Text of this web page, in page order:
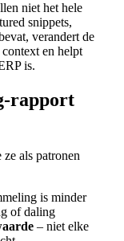
niet het hele
snippets,
verandert de
en helpt
is.
rapport
als patronen
is minder
of daling
– niet elke